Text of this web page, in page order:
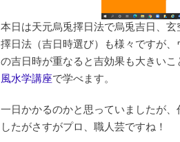
本日は天元烏兎擇日法で烏兎吉日、玄
擇日法（吉日時選び）も様々ですが
の吉日時が重なると吉効果も大きいこ
風水学講座で学べます。
一日かかるのかと思っていましたが
したがさすがプロ、職人芸ですね！